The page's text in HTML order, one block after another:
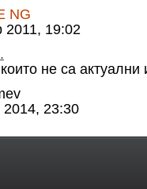
NG
2011, 19:02
не са актуални
23:30